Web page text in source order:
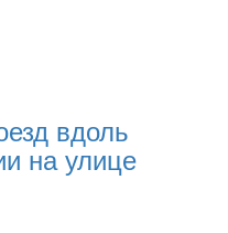
вдоль
на улице